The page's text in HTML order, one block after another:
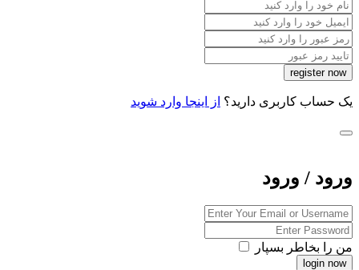
یک حساب کاربری دارید؟ از اینجا وارد شوید
ورود / ورود
من را بخاطر بسپار